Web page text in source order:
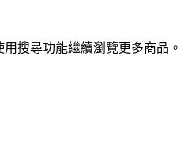
搜尋功能繼續瀏覽更多商品。